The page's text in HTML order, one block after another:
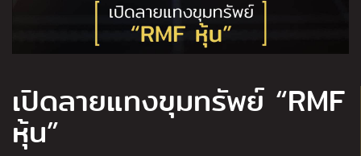
เปิดลายแทงขุมทรัพย์ “RMF
หุ้น”